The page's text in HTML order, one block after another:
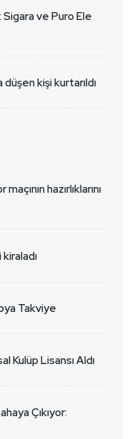
Sigara ve Puro Ele
kişi kurtarıldı
hazırlıklarını
Takviye
Kulüp Lisansı Aldı
Çıkıyor: